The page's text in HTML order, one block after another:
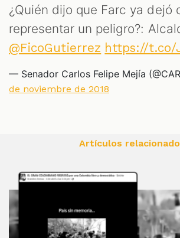
¿Quién dijo que Farc ya dejó
representar un peligro?:
@FicoGutierrez https://t.co/
— Senador Carlos Felipe Mejía
de noviembre de 2018
Artículos